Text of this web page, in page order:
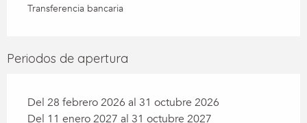
Transferencia bancaria
Periodos de apertura
Del 28 febrero 2026 al 31 octubre 2026
Del 11 enero 2027 al 31 octubre 2027